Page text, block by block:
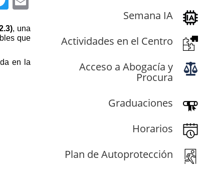
, una
que
en la
Semana IA
Actividades en el Centro
Acceso a Abogacía y
Procura
Graduaciones
Horarios
Plan de Autoprotección